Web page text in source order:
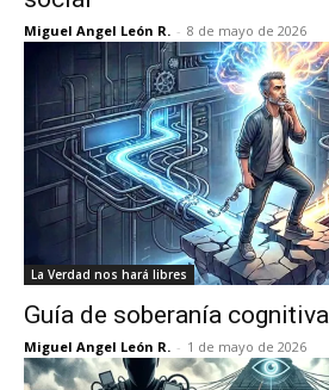
Miguel Angel León R. - 8 de mayo de 2026
La Verdad nos hará libres
Guía de soberanía cognitiva
Miguel Angel León R. - 1 de mayo de 2026